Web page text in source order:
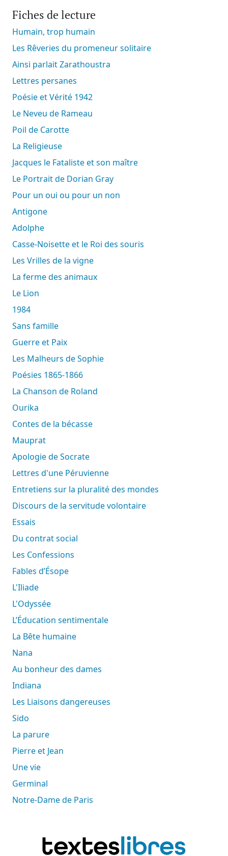
Fiches de lecture
Humain, trop humain
Les Rêveries du promeneur solitaire
Ainsi parlait Zarathoustra
Lettres persanes
Poésie et Vérité 1942
Le Neveu de Rameau
Poil de Carotte
La Religieuse
Jacques le Fataliste et son maître
Le Portrait de Dorian Gray
Pour un oui ou pour un non
Antigone
Adolphe
Casse-Noisette et le Roi des souris
Les Vrilles de la vigne
La ferme des animaux
Le Lion
1984
Sans famille
Guerre et Paix
Les Malheurs de Sophie
Poésies 1865-1866
La Chanson de Roland
Ourika
Contes de la bécasse
Mauprat
Apologie de Socrate
Lettres d'une Péruvienne
Entretiens sur la pluralité des mondes
Discours de la servitude volontaire
Essais
Du contrat social
Les Confessions
Fables d’Ésope
L'Iliade
L'Odyssée
L’Éducation sentimentale
La Bête humaine
Nana
Au bonheur des dames
Indiana
Les Liaisons dangereuses
Sido
La parure
Pierre et Jean
Une vie
Germinal
Notre-Dame de Paris